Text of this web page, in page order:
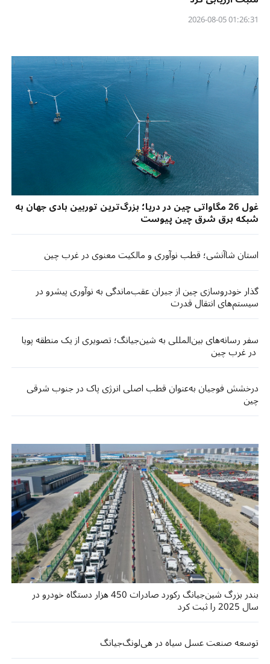
01:26:31 2026-08-05
غول 26 مگاواتی چین در دریا؛ بزرگ‌ترین توربین بادی جهان به
شبکه برق شرق چین پیوست
استان شاآنشی؛ قطب نوآوری و مالکیت معنوی در غرب چین
گذار خودروسازی چین از جبران عقب‌ماندگی به نوآوری پیشرو در
سیستم‌های انتقال قدرت
سفر رسانه‌های بین‌المللی به شین‌جیانگ؛ تصویری از یک منطقه پویا
در غرب چین
درخشش فوجیان به‌عنوان قطب اصلی انرژی پاک در جنوب شرقی
چین
بندر بزرگ شین‌جیانگ رکورد صادرات 450 هزار دستگاه خودرو در
سال 2025 را ثبت کرد
توسعه صنعت عسل سیاه در هی‌لونگ‌جیانگ